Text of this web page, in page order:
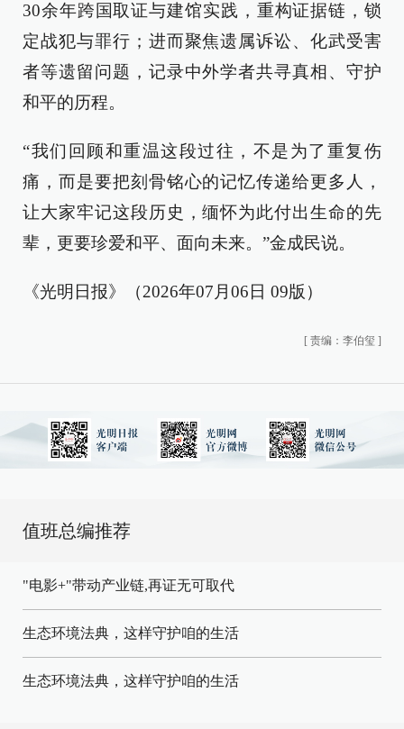
30余年跨国取证与建馆实践，重构证据链，锁
定战犯与罪行；进而聚焦遗属诉讼、化武受害
者等遗留问题，记录中外学者共寻真相、守护
和平的历程。
“我们回顾和重温这段过往，不是为了重复伤
痛，而是要把刻骨铭心的记忆传递给更多人，
让大家牢记这段历史，缅怀为此付出生命的先
辈，更要珍爱和平、面向未来。”金成民说。
《光明日报》（2026年07月06日 09版）
[ 责编：李伯玺 ]
值班总编推荐
"电影+"带动产业链,再证无可取代
生态环境法典，这样守护咱的生活
生态环境法典，这样守护咱的生活